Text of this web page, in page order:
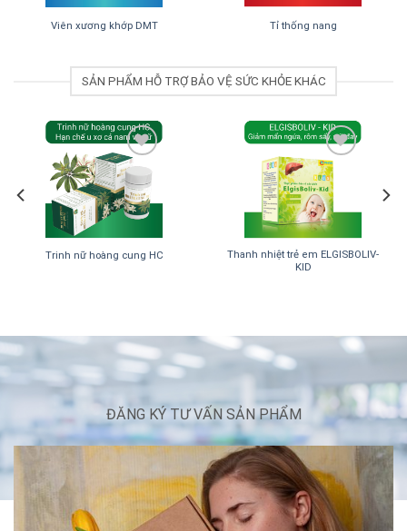
Viên xương khớp DMT Tỉ thống nang
SẢN PHẨM HỖ TRỢ BẢO VỆ SỨC KHỎE KHÁC
Add to
Wishlist
Trinh nữ hoàng cung HC
Add to
Wishlist
Thanh nhiệt trẻ em ELGISBOLIV-
KID
ĐĂNG KÝ TƯ VẤN SẢN PHẨM